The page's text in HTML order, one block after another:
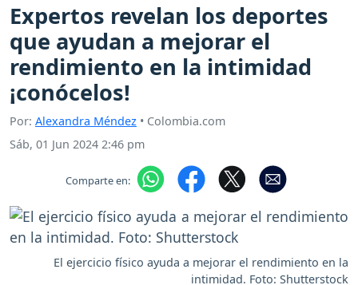
Expertos revelan los deportes
que ayudan a mejorar el
rendimiento en la intimidad
¡conócelos!
Por: Alexandra Méndez • Colombia.com
Sáb, 01 Jun 2024 2:46 pm
Comparte en:
El ejercicio físico ayuda a mejorar el rendimiento en la
intimidad. Foto: Shutterstock